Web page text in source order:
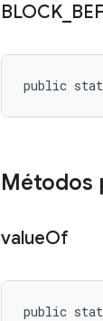
BLOCK
public
Métodos
valueOf
public